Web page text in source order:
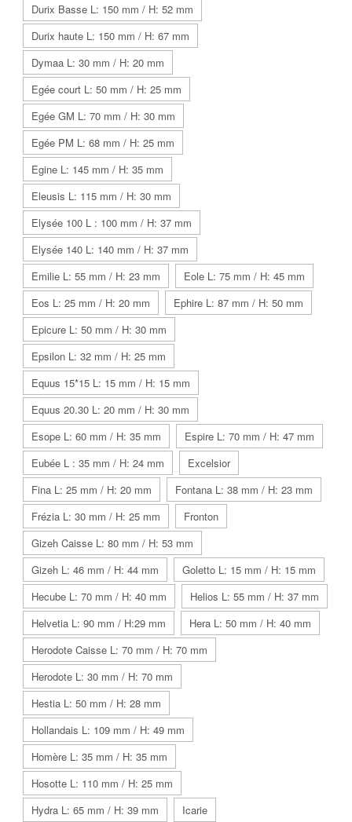
Durix Basse L: 150 mm / H: 52 mm
Durix haute L: 150 mm / H: 67 mm
Dymaa L: 30 mm / H: 20 mm
Egée court L: 50 mm / H: 25 mm
Egée GM L: 70 mm / H: 30 mm
Egée PM L: 68 mm / H: 25 mm
Egine L: 145 mm / H: 35 mm
Eleusis L: 115 mm / H: 30 mm
Elysée 100 L : 100 mm / H: 37 mm
Elysée 140 L: 140 mm / H: 37 mm
Emilie L: 55 mm / H: 23 mm
Eole L: 75 mm / H: 45 mm
Eos L: 25 mm / H: 20 mm
Ephire L: 87 mm / H: 50 mm
Epicure L: 50 mm / H: 30 mm
Epsilon L: 32 mm / H: 25 mm
Equus 15*15 L: 15 mm / H: 15 mm
Equus 20.30 L: 20 mm / H: 30 mm
Esope L: 60 mm / H: 35 mm
Espire L: 70 mm / H: 47 mm
Eubée L : 35 mm / H: 24 mm
Excelsior
Fina L: 25 mm / H: 20 mm
Fontana L: 38 mm / H: 23 mm
Frézia L: 30 mm / H: 25 mm
Fronton
Gizeh Caisse L: 80 mm / H: 53 mm
Gizeh L: 46 mm / H: 44 mm
Goletto L: 15 mm / H: 15 mm
Hecube L: 70 mm / H: 40 mm
Helios L: 55 mm / H: 37 mm
Helvetia L: 90 mm / H:29 mm
Hera L: 50 mm / H: 40 mm
Herodote Caisse L: 70 mm / H: 70 mm
Herodote L: 30 mm / H: 70 mm
Hestia L: 50 mm / H: 28 mm
Hollandais L: 109 mm / H: 49 mm
Homère L: 35 mm / H: 35 mm
Hosotte L: 110 mm / H: 25 mm
Hydra L: 65 mm / H: 39 mm
Icarie